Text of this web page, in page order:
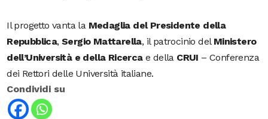
Il progetto vanta la Medaglia del Presidente della
Repubblica,Sergio Mattarella, il patrocinio del Ministero
dell’Università e della Ricercae della CRUI – Conferenza
dei Rettori delle Università italiane.
Condividi su